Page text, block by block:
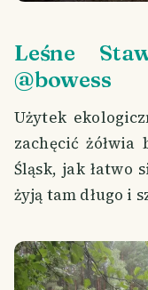
Leśne
@bowess
Użytek
zachęcić
Śląsk, jak łatwo
żyją tam długo i